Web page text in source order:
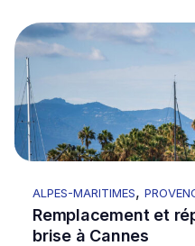
Go to Remplacement et
ALPES-MARITIMES,
Remplacement et
brise à Cannes